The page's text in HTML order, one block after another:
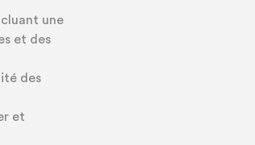
une
et des
des
et